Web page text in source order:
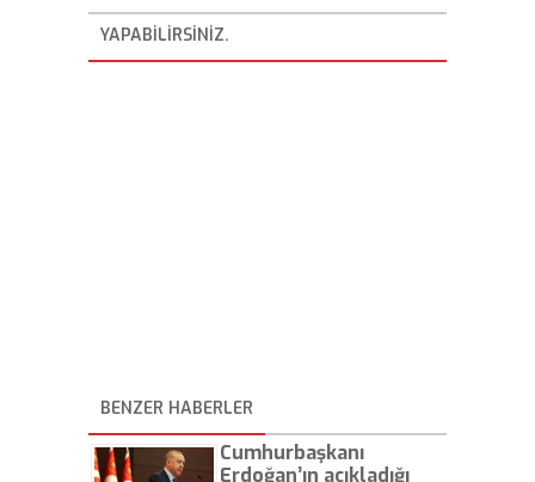
YAPABILIRSINIZ.
BENZER HABERLER
Cumhurbaşkanı
Erdoğan’ın açıkladığı